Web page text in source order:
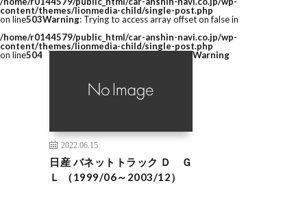
content/themes/lionmedia-child/single-post.php
on line503Warning: Trying to access array offset on false in
/home/r0144579/public_html/car-anshin-navi.co.jp/wp-
content/themes/lionmedia-child/single-post.php
on line504
2022.06.15
日産 バネットトラック Ｄ Ｇ
Ｌ （1999/06～2003/12）
Warning